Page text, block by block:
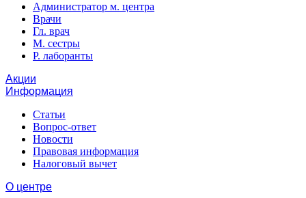
Администратор м. центра
Врачи
Гл. врач
М. сестры
Р. лаборанты
Акции
Информация
Статьи
Вопрос-ответ
Новости
Правовая информация
Налоговый вычет
О центре